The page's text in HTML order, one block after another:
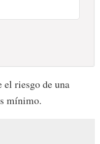
el riesgo de una
mínimo.